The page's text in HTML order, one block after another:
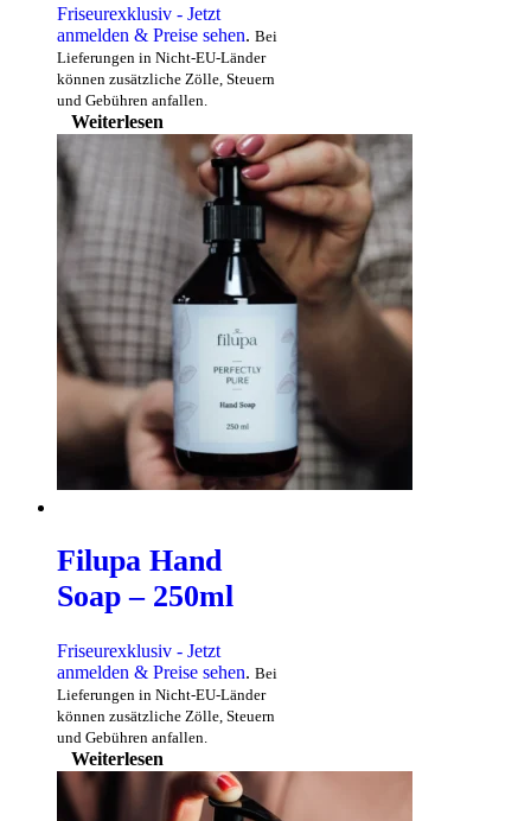
Friseurexklusiv - Jetzt
anmelden & Preise sehen. Bei
Lieferungen in Nicht-EU-Länder
können zusätzliche Zölle, Steuern
und Gebühren anfallen.
Weiterlesen
Filupa Hand
Soap – 250ml
Friseurexklusiv - Jetzt
anmelden & Preise sehen. Bei
Lieferungen in Nicht-EU-Länder
können zusätzliche Zölle, Steuern
und Gebühren anfallen.
Weiterlesen